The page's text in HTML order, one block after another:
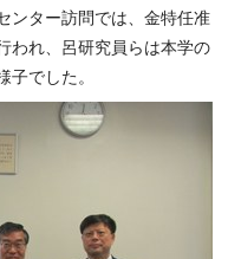
ンター訪問では、金特任准
われ、呂研究員らは本学の
でした。